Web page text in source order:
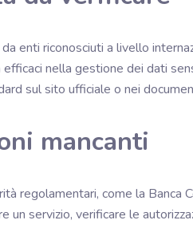
enti riconosciuti a livello
nella gestione dei dati
sul sito ufficiale o nei
mancanti
come la Banca
servizio, verificare le